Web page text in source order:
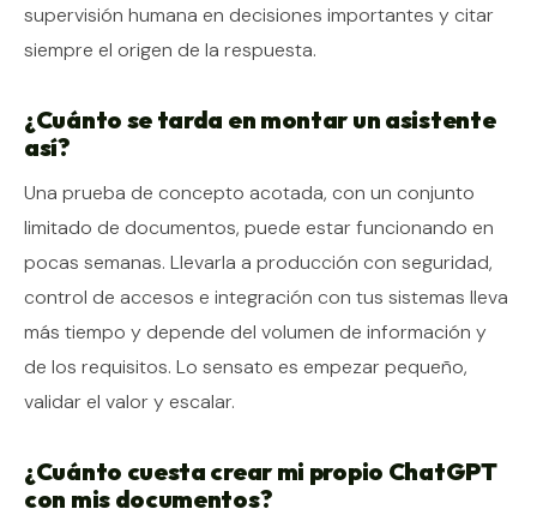
supervisión humana en decisiones importantes y citar
siempre el origen de la respuesta.
¿Cuánto se tarda en montar un asistente
así?
Una prueba de concepto acotada, con un conjunto
limitado de documentos, puede estar funcionando en
pocas semanas. Llevarla a producción con seguridad,
control de accesos e integración con tus sistemas lleva
más tiempo y depende del volumen de información y
de los requisitos. Lo sensato es empezar pequeño,
validar el valor y escalar.
¿Cuánto cuesta crear mi propio ChatGPT
con mis documentos?